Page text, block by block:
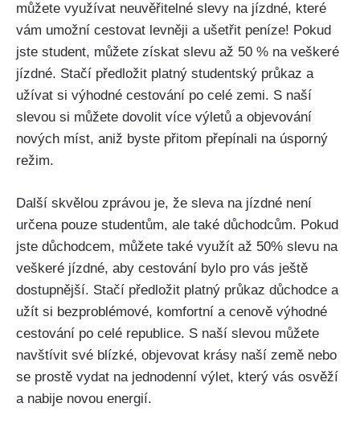
můžete využívat ⁤neuvěřitelné slevy na jízdné, které
vám umožní ⁣cestovat levněji a‍ ušetřit peníze! ⁣Pokud
jste ⁢student, můžete získat slevu až 50 % na⁢ veškeré
jízdné. Stačí předložit platný studentský průkaz a
užívat ⁢si ⁤výhodné cestování ⁣po⁤ celé zemi. S‍ naší
slevou si⁣ můžete‌ dovolit více výletů a objevování
nových míst, aniž byste⁢ přitom přepínali na úsporný
režim.
Další ⁤skvělou ‍zprávou je, ⁤že sleva ‌na jízdné není
určena pouze studentům, ale také důchodcům. ⁤Pokud
jste důchodcem, můžete také ⁣využít ‌až 50% ​slevu ⁤na‌
veškeré jízdné, ​aby ‌cestování bylo pro ⁣vás ještě
dostupnější. Stačí⁤ předložit platný průkaz důchodce a
užít si bezproblémové, komfortní a ⁤cenově⁤ výhodné
cestování po celé republice. S naší ‌slevou můžete⁢
navštívit‌ své ⁢blízké,‌ objevovat krásy naší země ⁢nebo
se prostě ‌vydat​ na jednodenní ‌výlet, který vás osvěží
a nabije ​novou energií.